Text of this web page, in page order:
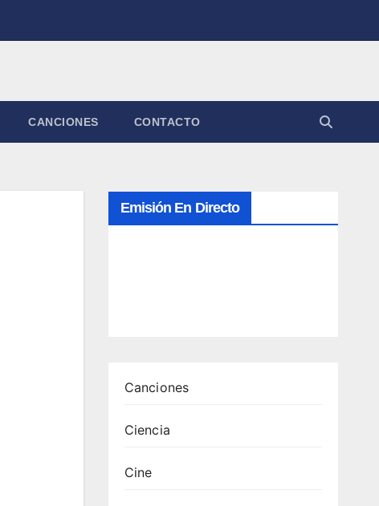
CANCIONES CONTACTO
Emisión En Directo
Canciones
Ciencia
Cine